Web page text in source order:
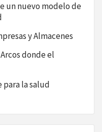
un nuevo modelo de
y Almacenes
donde el
para la salud